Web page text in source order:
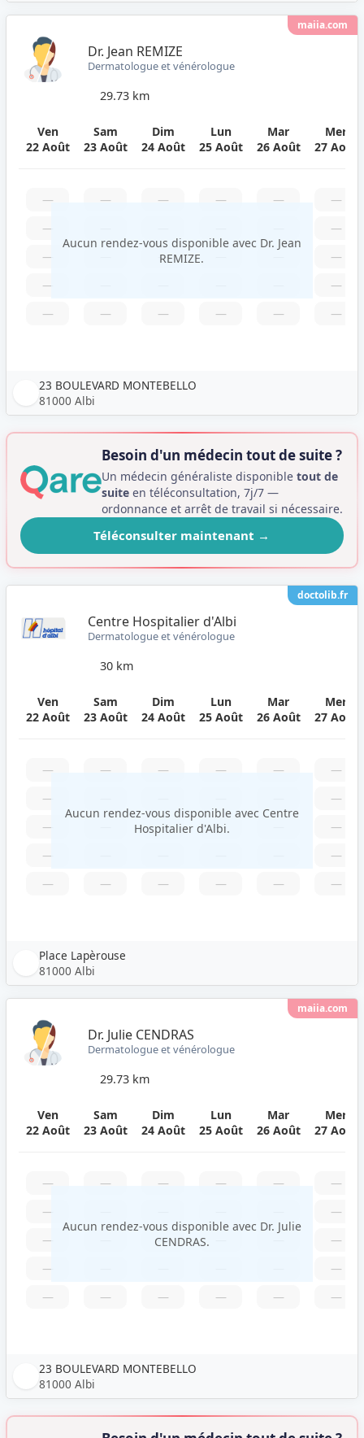
maiia.com
Dr. Jean REMIZE
Dermatologue et vénérologue
29.73 km
Ven
22 Août
Sam
23 Août
Dim
24 Août
Lun
25 Août
Mar
26 Août
Mer
27 Août
—
—
—
—
—
—
—
—
—
—
—
—
—
—
—
—
—
—
—
Aucun rendez-vous disponible avec Dr. Jean
REMIZE.
23 BOULEVARD MONTEBELLO
81000 Albi
Besoin d'un médecin tout de suite ?
Un médecin généraliste disponibletout de
suite en téléconsultation, 7j/7 —
ordonnance et arrêt de travail si nécessaire.
Téléconsulter maintenant →
doctolib.fr
Centre Hospitalier d'Albi
Dermatologue et vénérologue
30 km
Ven
22 Août
Sam
23 Août
Dim
24 Août
Lun
25 Août
Mar
26 Août
Mer
27 Août
—
—
—
—
—
—
—
—
—
—
—
—
—
—
—
—
—
—
—
—
Aucun rendez-vous disponible avec Centre
Hospitalier d'Albi.
Place Lapèrouse
81000 Albi
maiia.com
Dr. Julie CENDRAS
Dermatologue et vénérologue
29.73 km
Ven
22 Août
Sam
23 Août
Dim
24 Août
Lun
25 Août
Mar
26 Août
Mer
27 Août
—
—
—
—
—
—
—
—
—
—
—
—
—
—
—
—
—
—
—
Aucun rendez-vous disponible avec Dr. Julie
CENDRAS.
23 BOULEVARD MONTEBELLO
81000 Albi